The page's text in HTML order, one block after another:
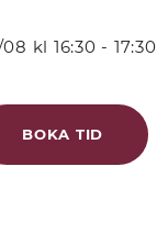
kl 16:30 - 17:30
BOKA TID